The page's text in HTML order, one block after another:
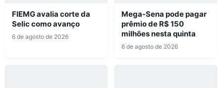
FIEMG avalia corte da
Selic como avanço
6 de agosto de 2026
Mega-Sena pode pagar
prêmio de R$ 150
milhões nesta quinta
6 de agosto de 2026